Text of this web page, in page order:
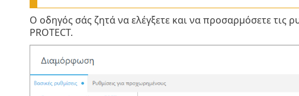
Ο οδηγός σάς ζητά να ελέγξετε και να προσαρμόσετε τις
PROTECT.